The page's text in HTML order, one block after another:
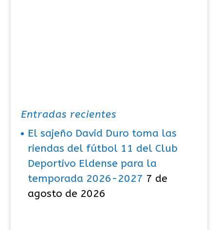
Entradas recientes
El sajeño David Duro toma las
riendas del fútbol 11 del Club
Deportivo Eldense para la
temporada 2026-2027 7 de
agosto de 2026